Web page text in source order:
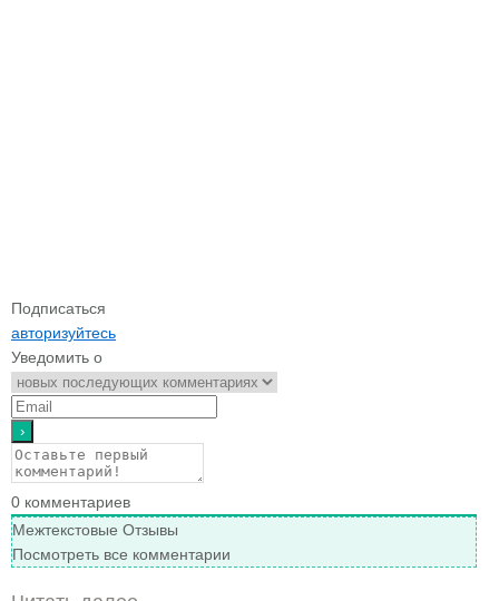
Подписаться
авторизуйтесь
Уведомить о
0 комментариев
Межтекстовые Отзывы
Посмотреть все комментарии